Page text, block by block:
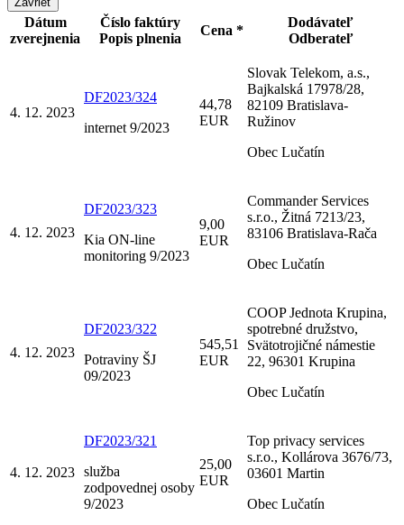
Dátum
zverejnenia
Číslo faktúry
Popis plnenia
Cena *
Dodávateľ
Odberateľ
4. 12. 2023
DF2023/324
internet 9/2023
44,78
EUR
Slovak Telekom, a.s.,
Bajkalská 17978/28,
82109 Bratislava-
Ružinov
Obec Lučatín
4. 12. 2023
DF2023/323
Kia ON-line
monitoring 9/2023
9,00
EUR
Commander Services
s.r.o., Žitná 7213/23,
83106 Bratislava-Rača
Obec Lučatín
4. 12. 2023
DF2023/322
Potraviny ŠJ
09/2023
545,51
EUR
COOP Jednota Krupina,
spotrebné družstvo,
Svätotrojičné námestie
22, 96301 Krupina
Obec Lučatín
4. 12. 2023
DF2023/321
služba
zodpovednej osoby
9/2023
25,00
EUR
Top privacy services
s.r.o., Kollárova 3676/73,
03601 Martin
Obec Lučatín